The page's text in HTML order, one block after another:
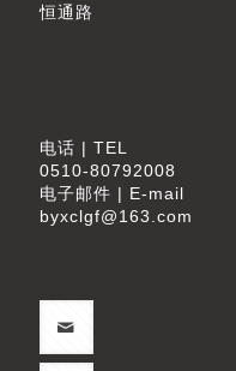
恒通路
电话 | TEL
0510-80792008
电子邮件 | E-mail
byxclgf@163.com